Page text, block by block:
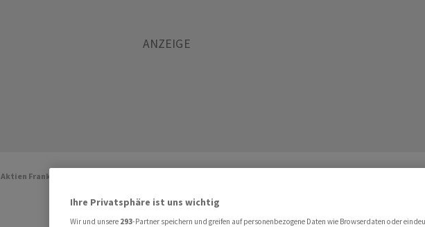
Aktien Frankfurt: Ohne frische Impulse werden Anleger vorsichtiger
Ihre Privatsphäre ist uns wichtig
Wir und unsere 293-Partner speichern und greifen auf personenbezogene Daten wie Browserdaten oder